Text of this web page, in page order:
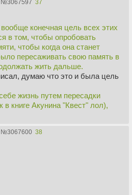
№3067597 37
конечная цель всех этих
в том, чтобы опробовать
чтобы когда она станет
пересаживать свою память в
жить дальше.
думаю что это и была цель
жизнь путем пересадки
в книге Акунина "Квест" лол),
№3067600 38